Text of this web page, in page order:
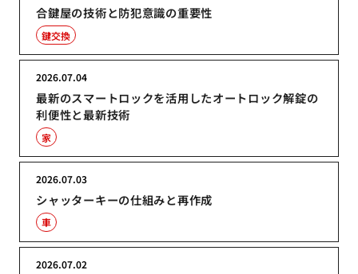
合鍵屋の技術と防犯意識の重要性
鍵交換
最新のスマートロックを活用したオートロック解錠の
利便性と最新技術
2026.07.04
家
シャッターキーの仕組みと再作成
2026.07.03
車
2026.07.02